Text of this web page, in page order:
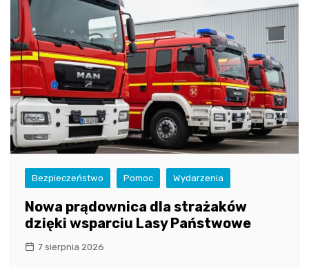
Bezpieczeństwo Pomoc Wydarzenia
Nowa prądownica dla strażaków
dzięki wsparciu Lasy Państwowe
7 sierpnia 2026